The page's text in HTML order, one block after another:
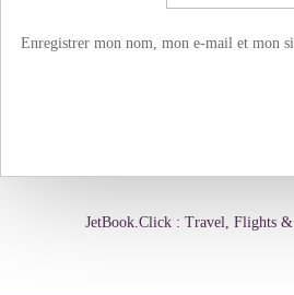
Enregistrer mon nom, mon e-mail et mon
JetBook.Click : Travel, Flights &